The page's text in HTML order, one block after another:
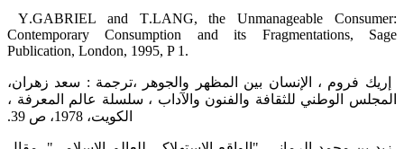
‎ Y‏.‏GABRIEL and T‏.‏LANG, the Unmanageable Consumer:
Contemporary Consumption and its ‎Fragmentations, Sage
Publication, London, 1995, P 1.‎
‏ إريك فروم ، الإنسان بين المظهر والجوهر ،ترجمة : سعد زهران،
المجلس الوطني للثقافة والفنون والآداب ، سلسلة عالم المعرفة ،
‏الكويت، 1978، ص 39.‏